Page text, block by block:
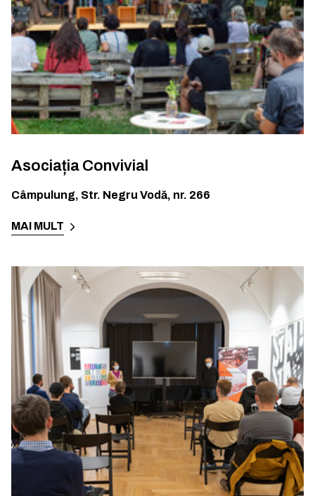
Asociația Convivial
Câmpulung, Str. Negru Vodă, nr. 266
MAI MULT